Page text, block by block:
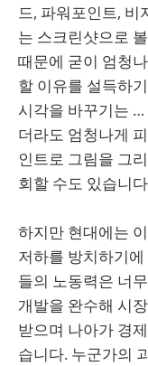
드, 파워포인트, 비
는 스크린샷으로
때문에 굳이 엄청
할 이유를 설득하
시각을 바꾸기는 …
더라도 엄청나게
인트로 그림을 그
회할 수도 있습니
하지만 현대에는
저하를 방치하기
들의 노동력은 너
개발을 완수해 시
받으며 나아가 경
습니다. 누군가의